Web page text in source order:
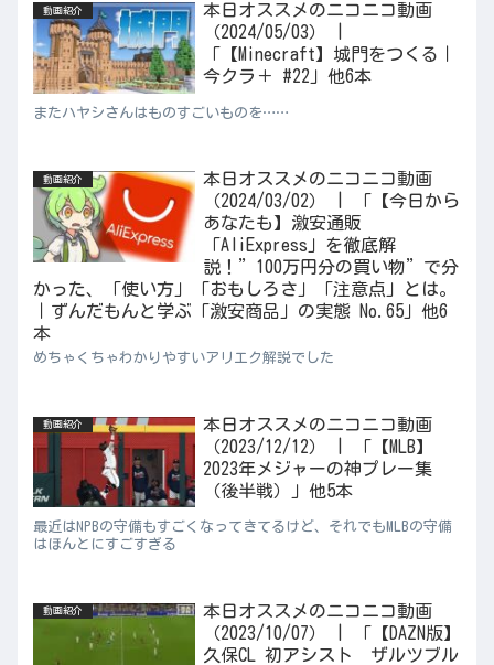
動画紹介
本日オススメのニコニコ動画
（2024/05/03） |
「【Minecraft】城門をつくる｜
今クラ＋ #22」他6本
またハヤシさんはものすごいものを……
動画紹介
本日オススメのニコニコ動画
（2024/03/02） | 「【今日から
あなたも】激安通販
「AliExpress」を徹底解
説！”100万円分の買い物”で分
かった、「使い方」「おもしろさ」「注意点」とは。
｜ずんだもんと学ぶ「激安商品」の実態 No.65」他6
本
めちゃくちゃわかりやすいアリエク解説でした
動画紹介
本日オススメのニコニコ動画
（2023/12/12） | 「【MLB】
2023年メジャーの神プレー集
（後半戦）」他5本
最近はNPBの守備もすごくなってきてるけど、それでもMLBの守備
はほんとにすごすぎる
動画紹介
本日オススメのニコニコ動画
（2023/10/07） | 「【DAZN版】
久保CL 初アシスト ザルツブル